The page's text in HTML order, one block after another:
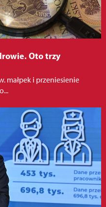
Oto trzy
małpek i przeniesienie